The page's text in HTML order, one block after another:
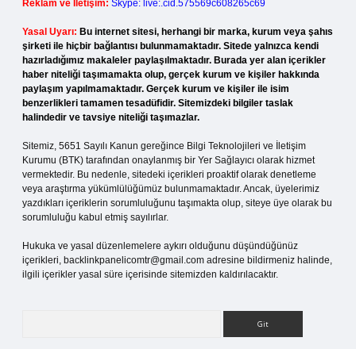
Reklam ve İletişim: Skype: live:.cid.575569c608265c69
Yasal Uyarı: Bu internet sitesi, herhangi bir marka, kurum veya şahıs
şirketi ile hiçbir bağlantısı bulunmamaktadır. Sitede yalnızca kendi
hazırladığımız makaleler paylaşılmaktadır. Burada yer alan içerikler
haber niteliği taşımamakta olup, gerçek kurum ve kişiler hakkında
paylaşım yapılmamaktadır. Gerçek kurum ve kişiler ile isim
benzerlikleri tamamen tesadüfidir. Sitemizdeki bilgiler taslak
halindedir ve tavsiye niteliği taşımazlar.
Sitemiz, 5651 Sayılı Kanun gereğince Bilgi Teknolojileri ve İletişim
Kurumu (BTK) tarafından onaylanmış bir Yer Sağlayıcı olarak hizmet
vermektedir. Bu nedenle, sitedeki içerikleri proaktif olarak denetleme
veya araştırma yükümlülüğümüz bulunmamaktadır. Ancak, üyelerimiz
yazdıkları içeriklerin sorumluluğunu taşımakta olup, siteye üye olarak bu
sorumluluğu kabul etmiş sayılırlar.
Hukuka ve yasal düzenlemelere aykırı olduğunu düşündüğünüz
içerikleri, backlinkpanelicomtr@gmail.com adresine bildirmeniz halinde,
ilgili içerikler yasal süre içerisinde sitemizden kaldırılacaktır.